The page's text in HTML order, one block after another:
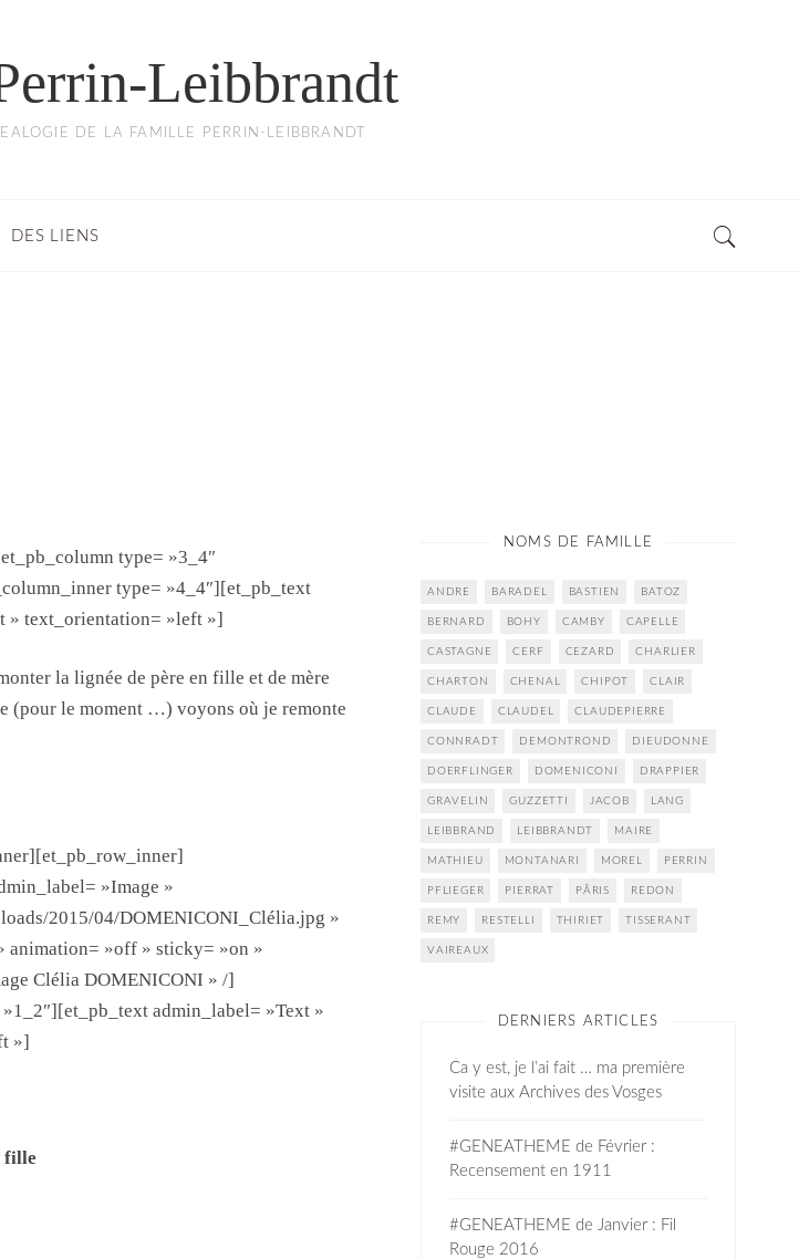
Leibbrandt
DE LA FAMILLE PERRIN-LEIBBRANDT
DES LIENS
type= »3_4″
type= »4_4″][et_pb_text
» text_orientation= »left »]
la lignée de père en fille et de mère
(pour le moment …) voyons où je remonte
»Image »
2015/04/DOMENICONI_Clélia.jpg »
»off » sticky= »on »
Clélia DOMENICONI » /]
admin_label= »Text »
»]
fille
NOMS DE FAMILLE
ANDRE BARADEL BASTIEN BATOZ
BERNARD BOHY CAMBY CAPELLE
CASTAGNE CERF CEZARD CHARLIER
CHARTON CHENAL CHIPOT CLAIR
CLAUDE CLAUDEL CLAUDEPIERRE
CONNRADT DEMONTROND DIEUDONNE
DOERFLINGER DOMENICONI DRAPPIER
GRAVELIN GUZZETTI JACOB LANG
LEIBBRAND LEIBBRANDT MAIRE
MATHIEU MONTANARI MOREL PERRIN
PFLIEGER PIERRAT PÂRIS REDON
REMY RESTELLI THIRIET TISSERANT
VAIREAUX
DERNIERS ARTICLES
Ca y est, je l’ai fait … ma première
visite aux Archives des Vosges
#GENEATHEME de Février :
Recensement en 1911
#GENEATHEME de Janvier : Fil
Rouge 2016